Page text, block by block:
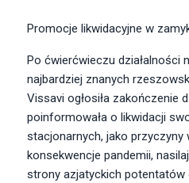
Promocje likwidacyjne w
Po ćwierćwieczu działalności
najbardziej znanych
Vissavi ogłosiła zakończenie
poinformowała o likwidacji
stacjonarnych, jako przyczyny
konsekwencje pandemii,
strony azjatyckich